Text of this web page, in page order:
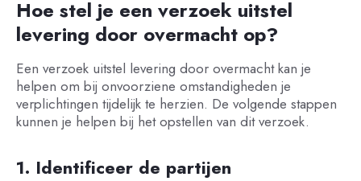
Hoe stel je een verzoek uitstel
levering door overmacht op?
Een verzoek uitstel levering door overmacht kan je
helpen om bij onvoorziene omstandigheden je
verplichtingen tijdelijk te herzien. De volgende stappen
kunnen je helpen bij het opstellen van dit verzoek.
1. Identificeer de partijen